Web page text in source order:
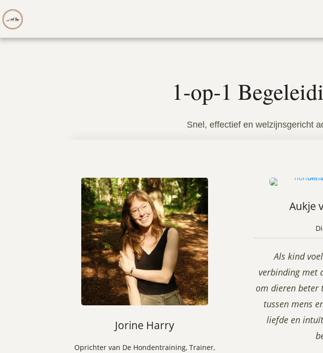
1-op-1
Snel, effectief en welzijnsgericht
Jorine Harry
Oprichter van De Hondentraining, Trainer,
Aukje
Als kind
verbinding met
om dieren beter
tussen mens
liefde en